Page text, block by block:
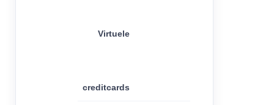
Virtuele
creditcards